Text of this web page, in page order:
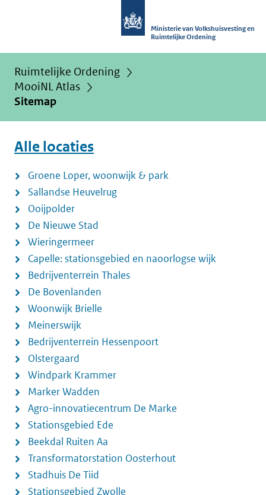
Ministerie van Volkshuisvesting en
Ruimtelijke Ordening
Ruimtelijke Ordening
MooiNL Atlas
Sitemap
Alle locaties
Groene Loper, woonwijk & park
Sallandse Heuvelrug
Ooijpolder
De Nieuwe Stad
Wieringermeer
Capelle: stationsgebied en naoorlogse wijk
Bedrijventerrein Thales
De Bovenlanden
Woonwijk Brielle
Meinerswijk
Bedrijventerrein Hessenpoort
Olstergaard
Windpark Krammer
Marker Wadden
Agro-innovatiecentrum De Marke
Stationsgebied Ede
Beekdal Ruiten Aa
Transformatorstation Oosterhout
Stadhuis De Tiid
Stationsgebied Zwolle